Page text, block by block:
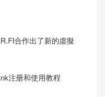
合作出了新的虛擬
注册和使用教程